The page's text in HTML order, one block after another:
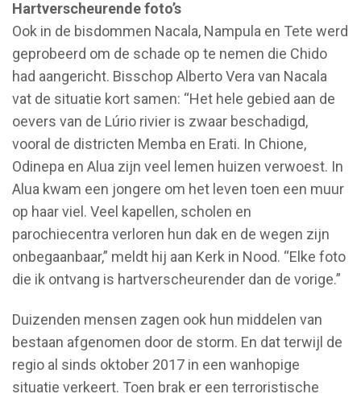
Hartverscheurende foto’s
Ook in de bisdommen Nacala, Nampula en Tete werd
geprobeerd om de schade op te nemen die Chido
had aangericht. Bisschop Alberto Vera van Nacala
vat de situatie kort samen: “Het hele gebied aan de
oevers van de Lúrio rivier is zwaar beschadigd,
vooral de districten Memba en Erati. In Chione,
Odinepa en Alua zijn veel lemen huizen verwoest. In
Alua kwam een jongere om het leven toen een muur
op haar viel. Veel kapellen, scholen en
parochiecentra verloren hun dak en de wegen zijn
onbegaanbaar,” meldt hij aan Kerk in Nood. “Elke foto
die ik ontvang is hartverscheurender dan de vorige.”
Duizenden mensen zagen ook hun middelen van
bestaan afgenomen door de storm. En dat terwijl de
regio al sinds oktober 2017 in een wanhopige
situatie verkeert. Toen brak er een terroristische